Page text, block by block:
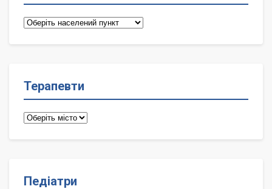
Сімейні
Терапевти
Терапевти
Педіатри